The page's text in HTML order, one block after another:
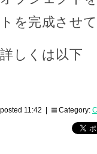
トを完成させ
詳しくは以下
posted 11:42 | Category: